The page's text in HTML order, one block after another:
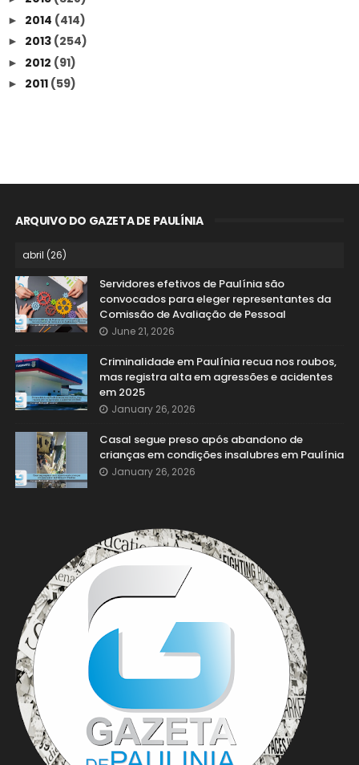
► 2014 (414)
► 2013 (254)
► 2012 (91)
► 2011 (59)
ARQUIVO DO GAZETA DE PAULÍNIA
Servidores efetivos de Paulínia são
convocados para eleger representantes da
Comissão de Avaliação de Pessoal
June 21, 2026
Criminalidade em Paulínia recua nos roubos,
mas registra alta em agressões e acidentes
em 2025
January 26, 2026
Casal segue preso após abandono de
crianças em condições insalubres em Paulínia
January 26, 2026